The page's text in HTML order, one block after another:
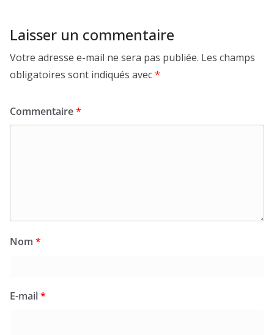
Laisser un commentaire
Votre adresse e-mail ne sera pas publiée. Les champs
obligatoires sont indiqués avec*
Commentaire*
Nom *
E-mail*